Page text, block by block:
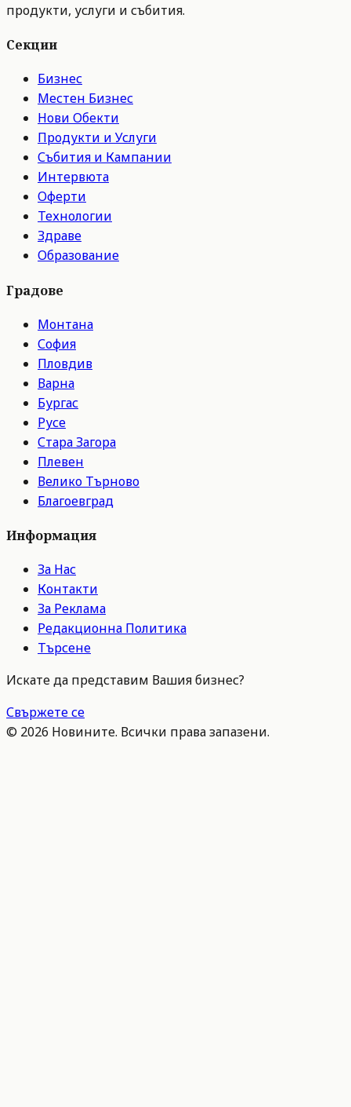
продукти, услуги и събития.
Секции
Бизнес
Местен Бизнес
Нови Обекти
Продукти и Услуги
Събития и Кампании
Интервюта
Оферти
Технологии
Здраве
Образование
Градове
Монтана
София
Пловдив
Варна
Бургас
Русе
Стара Загора
Плевен
Велико Търново
Благоевград
Информация
За Нас
Контакти
За Реклама
Редакционна Политика
Търсене
Искате да представим Вашия бизнес?
Свържете се
© 2026 Новините. Всички права запазени.